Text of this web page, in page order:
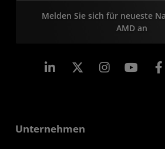
Melden Sie sich für neueste
AMD an
LinkedIn Instagram
Unternehmen